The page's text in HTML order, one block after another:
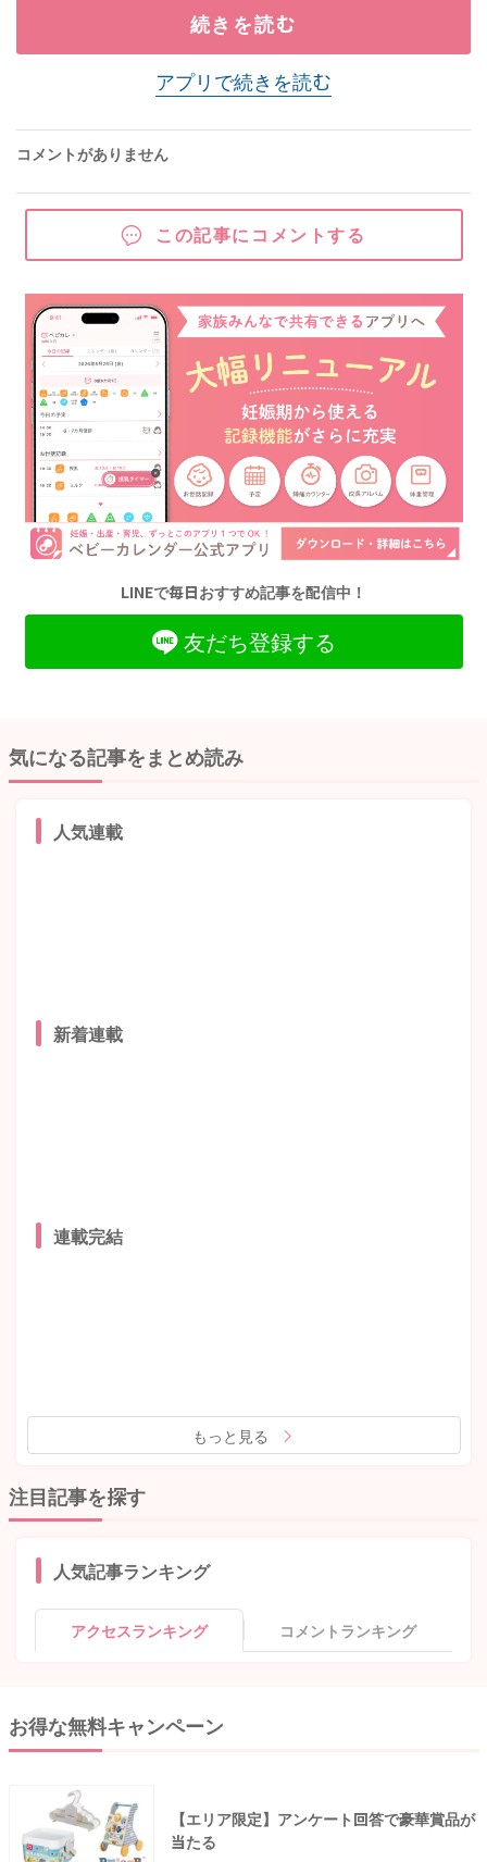
続きを読む
アプリで続きを読む
コメントがありません
この記事にコメントする
LINEで毎日おすすめ記事を配信中！
友だち登録する
気になる記事をまとめ読み
人気連載
新着連載
連載完結
もっと見る
注目記事を探す
人気記事ランキング
アクセスランキング コメントランキング
お得な無料キャンペーン
【エリア限定】アンケート回答で豪華賞品が
当たる